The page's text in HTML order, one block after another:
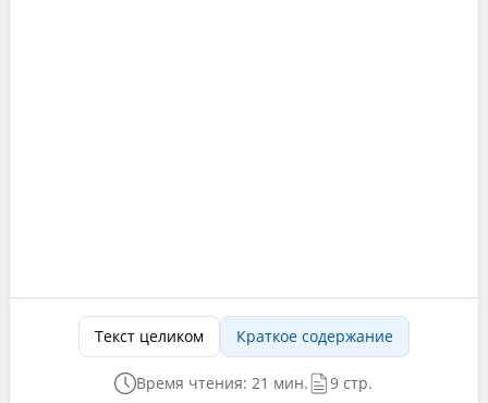
Текст целиком Краткое содержание
Время чтения: 21 мин. 9 стр.